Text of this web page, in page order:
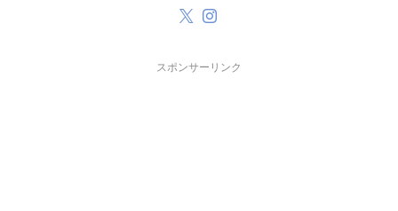
スポンサーリンク